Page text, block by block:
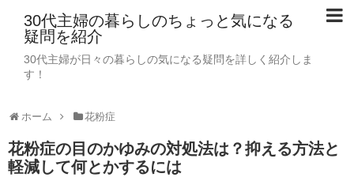
30代主婦の暮らしのちょっと気になる
疑問を紹介
30代主婦が日々の暮らしの気になる疑問を詳しく紹介しま
す！
ホーム 花粉症
花粉症の目のかゆみの対処法は？抑える方法と
軽減して何とかするには